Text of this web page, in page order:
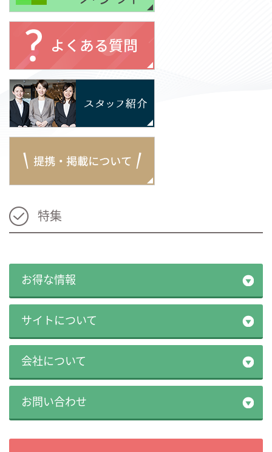
特集
お得な情報
サイトについて
会社について
お問い合わせ